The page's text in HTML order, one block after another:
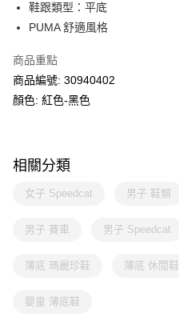
滿$599可享澳門免運費優惠
鞋跟類型：平底
PUMA 舒適風格
商品重點
商品編號: 30940402
顏色: 紅色-黑色
相關分類
女子 Speedcat 男子 鞋類
男子 賽車 男子 Speedcat
薄底 瑪麗珍鞋 薄底 休閒鞋
嬰童 薄底鞋